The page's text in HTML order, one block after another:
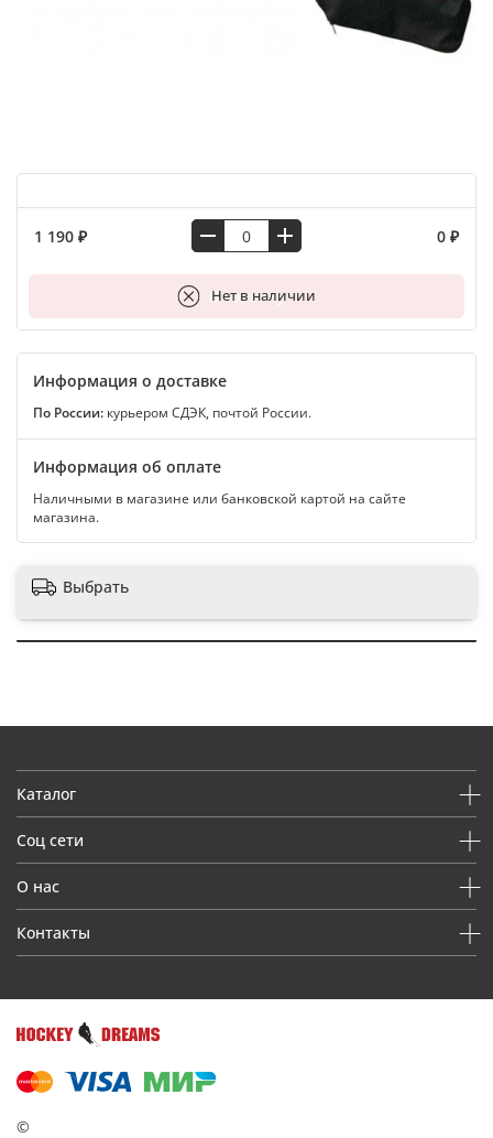
1 190 ₽ 0 ₽
Нет в наличии
В корзину
Информация о доставке
По России: курьером СДЭК, почтой России.
Информация об оплате
Наличными в магазине или банковской картой на сайте
магазина.
Выбрать
Каталог
Соц сети
О нас
Контакты
©